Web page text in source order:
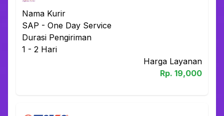
Nama Kurir
SAP - One Day Service
Durasi Pengiriman
1 - 2 Hari
Harga Layanan
Rp. 19,000